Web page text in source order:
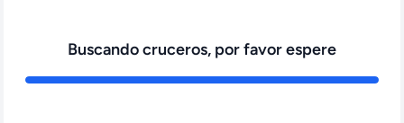
Buscando cruceros, por favor espere